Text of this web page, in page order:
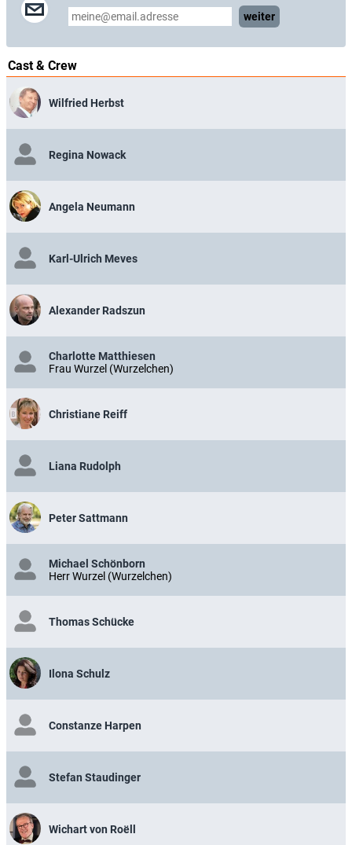
weiter
Cast & Crew
Wilfried Herbst
Regina Nowack
Angela Neumann
Karl-Ulrich Meves
Alexander Radszun
Charlotte Matthiesen
Frau Wurzel (Wurzelchen)
Christiane Reiff
Liana Rudolph
Peter Sattmann
Michael Schönborn
Herr Wurzel (Wurzelchen)
Thomas Schücke
Ilona Schulz
Constanze Harpen
Stefan Staudinger
Wichart von Roëll